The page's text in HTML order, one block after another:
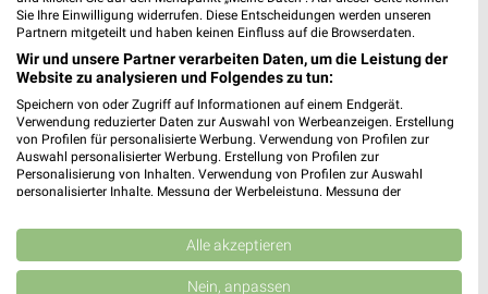
40,1 km
Wohnen Spezial
Gültig bis Fr. 14.08.
40,1 km
Dieter Knoll
Gültig bis Fr. 14.08.
REWE Kaufland
Sie Ihre Einwilligung widerrufen. Diese Entscheidungen werden unseren
Partnern mitgeteilt und haben keinen Einfluss auf die Browserdaten.
Wir und unsere Partner verarbeiten Daten, um die Leistung der
Website zu analysieren und Folgendes zu tun:
Speichern von oder Zugriff auf Informationen auf einem Endgerät.
Verwendung reduzierter Daten zur Auswahl von Werbeanzeigen. Erstellung
von Profilen für personalisierte Werbung. Verwendung von Profilen zur
Auswahl personalisierter Werbung. Erstellung von Profilen zur
Personalisierung von Inhalten. Verwendung von Profilen zur Auswahl
personalisierter Inhalte. Messung der Werbeleistung. Messung der
Kombinationen von Daten aus verschiedenen Quellen. Entwicklung und
Verbesserung der Angebote. Verwendung reduzierter Daten zur Auswahl
von Inhalten.
Daten können außerhalb der Europäischen Union weitergegeben und in die
Alle akzeptieren
Nein, anpassen